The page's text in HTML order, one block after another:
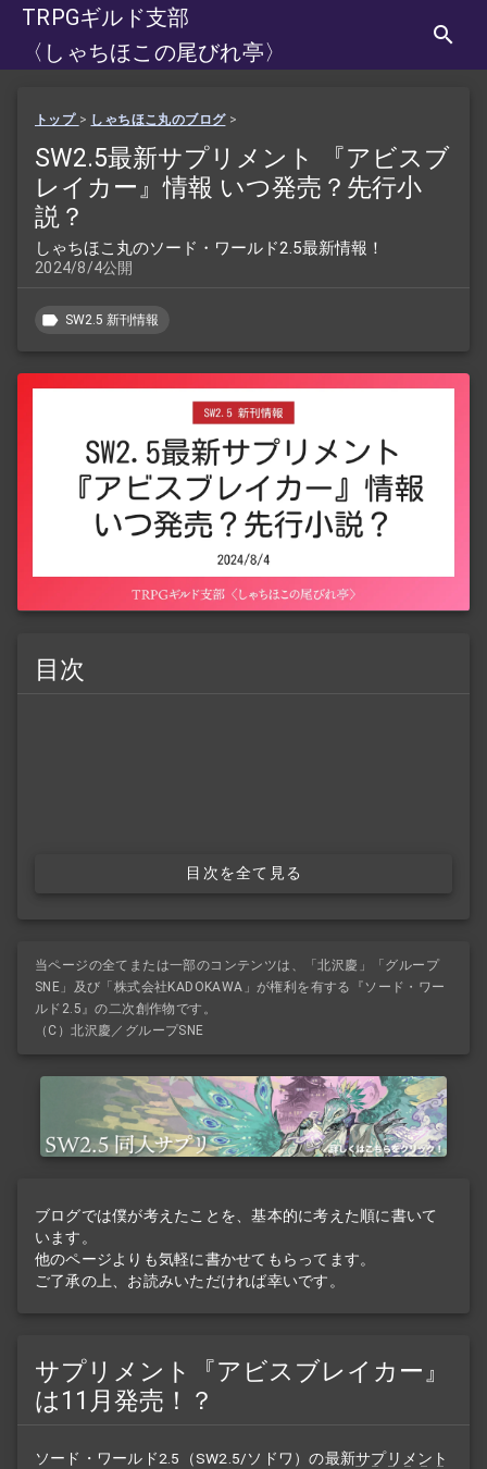
TRPGギルド支部
〈しゃちほこの尾びれ亭〉
トップ > しゃちほこ丸のブログ>
SW2.5最新サプリメント 『アビスブ
レイカー』情報 いつ発売？先行小
説？
しゃちほこ丸のソード・ワールド2.5最新情報！
2024/8/4公開
SW2.5 新刊情報
目次
目次を全て見る
当ページの全てまたは一部のコンテンツは、「北沢慶」「グループ
SNE」及び「株式会社KADOKAWA」が権利を有する『ソード・ワー
ルド2.5』の二次創作物です。
（C）北沢慶／グループSNE
ブログでは僕が考えたことを、基本的に考えた順に書いて
います。
他のページよりも気軽に書かせてもらってます。
ご了承の上、お読みいただければ幸いです。
サプリメント『アビスブレイカー』
は11月発売！？
ソード・ワールド2.5（SW2.5/ソドワ）の最新サプリメント